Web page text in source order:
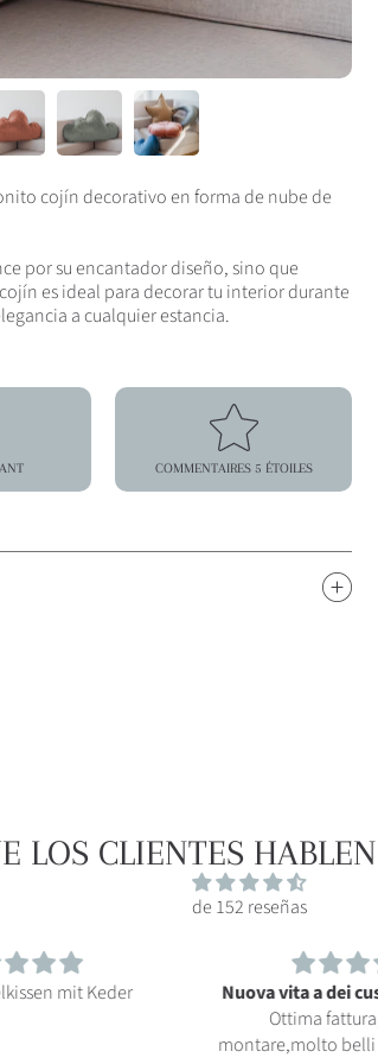
cojín decorativo en forma de nube de
por su encantador diseño, sino que
es ideal para decorar tu interior durante
a cualquier estancia.
COMMENTAIRES 5 ÉTOILES
LOS CLIENTES
de 152 reseñas
Nuova vita a dei cuscini
Ottima fattura, facili da
montare,molto belli